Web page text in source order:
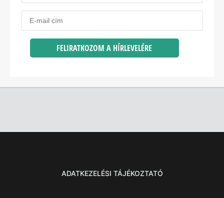
ADATKEZELÉSI TÁJÉKOZTATÓ